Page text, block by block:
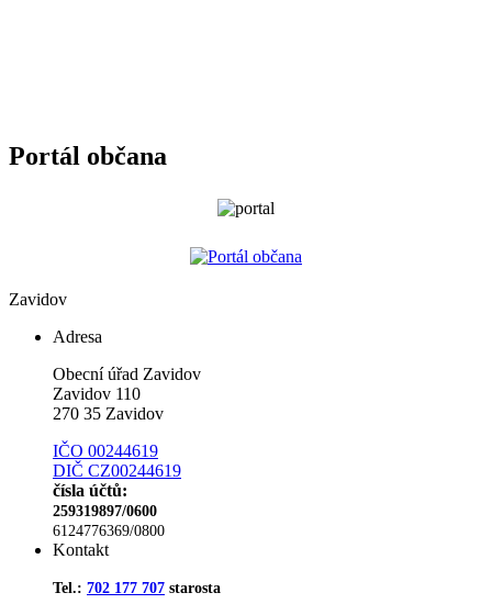
Portál občana
Zavidov
Adresa
Obecní úřad Zavidov
Zavidov 110
270 35 Zavidov
IČO 00244619
DIČ CZ00244619
čísla účtů:
259319897/0600
6124776369/0800
Kontakt
Tel.: 702 177 707 starosta